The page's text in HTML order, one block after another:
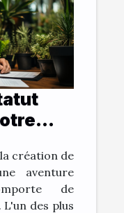
création de
aventure
de
des plus